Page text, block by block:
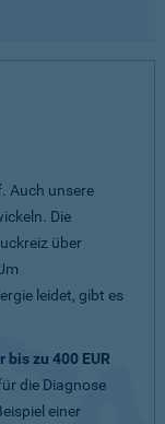
Auch unsere
Die
über
leidet, gibt es
zu 400 EUR
die Diagnose
einer